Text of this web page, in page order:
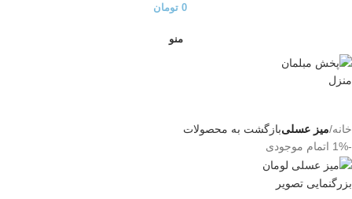
0 تومان
منو
خانه میز عسلیبازگشت به محصولات
-1%
اتمام موجودی
بزرگنمایی تصویر